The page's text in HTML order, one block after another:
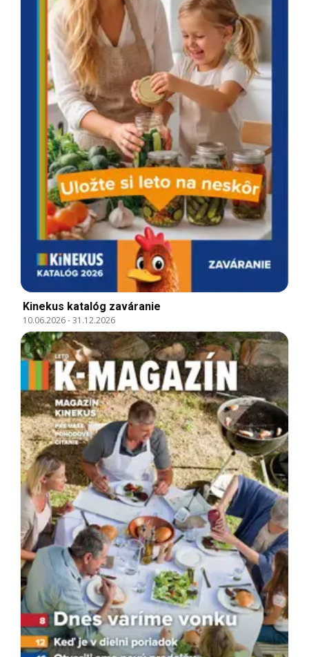
Kinekus katalóg zaváranie
10.06.2026-31.12.2026